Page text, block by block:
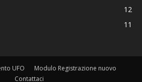
12
11
UFO
Modulo Registrazione nuovo
Contattaci